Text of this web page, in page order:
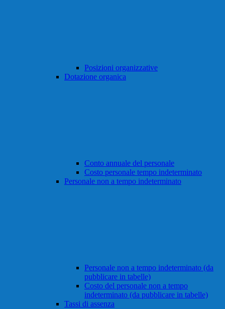
Posizioni organizzative
Dotazione organica
Conto annuale del personale
Costo personale tempo indeterminato
Personale non a tempo indeterminato
Personale non a tempo indeterminato (da
pubblicare in tabelle)
Costo del personale non a tempo
indeterminato (da pubblicare in tabelle)
Tassi di assenza